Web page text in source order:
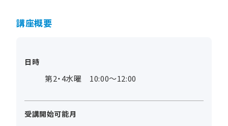
講座概要
日時
第2・4水曜 10:00～12:00
受講開始可能月